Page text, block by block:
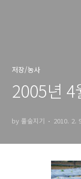
저장/농사
2005년 4
by 풀숲지기 2010. 2.